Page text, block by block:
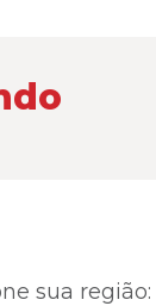
sua região: